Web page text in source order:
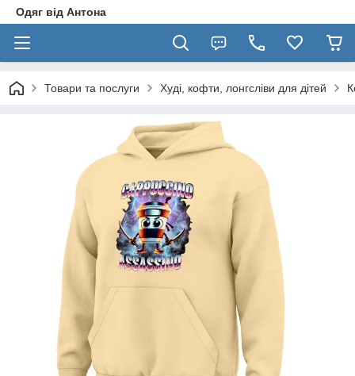
Одяг від Антона
Товари та послуги Худі, кофти, лонгсліви для дітей